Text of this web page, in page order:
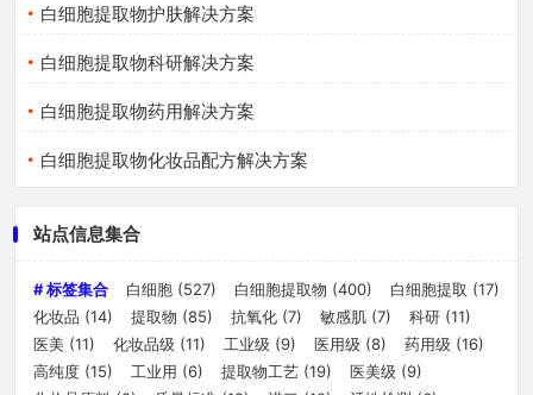
白细胞提取物护肤解决方案
白细胞提取物科研解决方案
白细胞提取物药用解决方案
白细胞提取物化妆品配方解决方案
站点信息集合
# 标签集合 白细胞 (527) 白细胞提取物 (400) 白细胞提取 (17)
化妆品 (14) 提取物 (85) 抗氧化 (7) 敏感肌 (7) 科研 (11)
医美 (11) 化妆品级 (11) 工业级 (9) 医用级 (8) 药用级 (16)
高纯度 (15) 工业用 (6) 提取物工艺 (19) 医美级 (9)